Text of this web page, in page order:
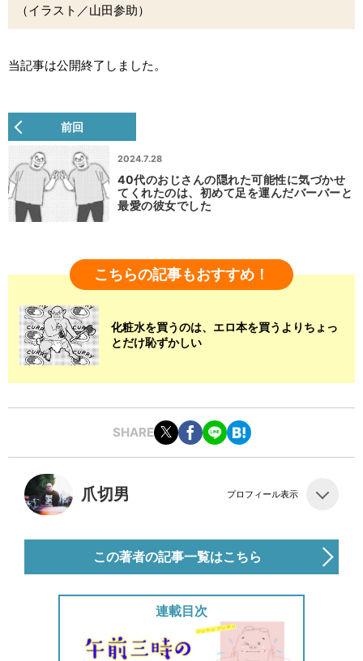
（イラスト／山田参助）
当記事は公開終了しました。
前回
2024.7.28
40代のおじさんの隠れた可能性に気づかせ
てくれたのは、初めて足を運んだバーバーと
最愛の彼女でした
こちらの記事もおすすめ！
化粧水を買うのは、エロ本を買うよりちょっ
とだけ恥ずかしい
SHARE
爪切男 プロフィール表示
この著者の記事一覧はこちら
連載目次